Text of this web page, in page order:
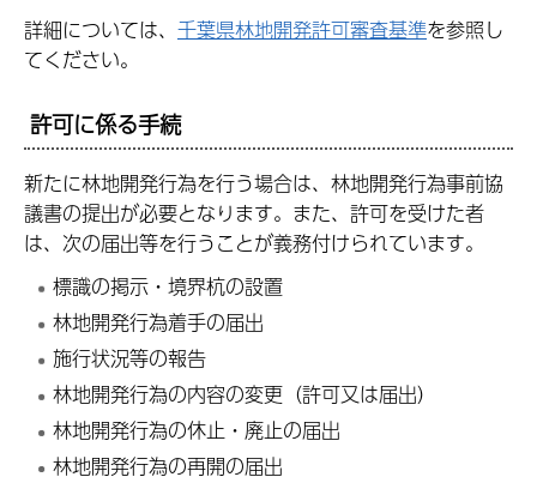
詳細については、 千葉県林地開発許可審査基準を参照し
てください。
許可に係る手続
新たに林地開発行為を行う場合は、林地開発行為事前協
議書の提出が必要となります。また、許可を受けた者
は、次の届出等を行うことが義務付けられています。
標識の掲示・境界杭の設置
林地開発行為着手の届出
施行状況等の報告
林地開発行為の内容の変更（許可又は届出）
林地開発行為の休止・廃止の届出
林地開発行為の再開の届出